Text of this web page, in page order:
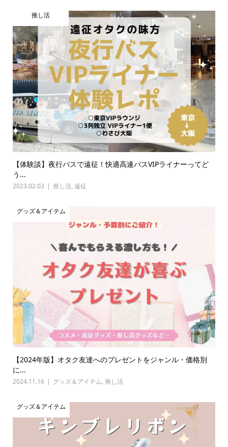
推し活
【体験談】夜行バスで遠征！快適高速バスVIPライナーってど
う...
2023.02.03 推し活, 遠征
グッズ＆アイテム
【2024年版】オタク友達へのプレゼントをジャンル・価格別
に...
2024.11.16 グッズ＆アイテム, 推し活
グッズ＆アイテム